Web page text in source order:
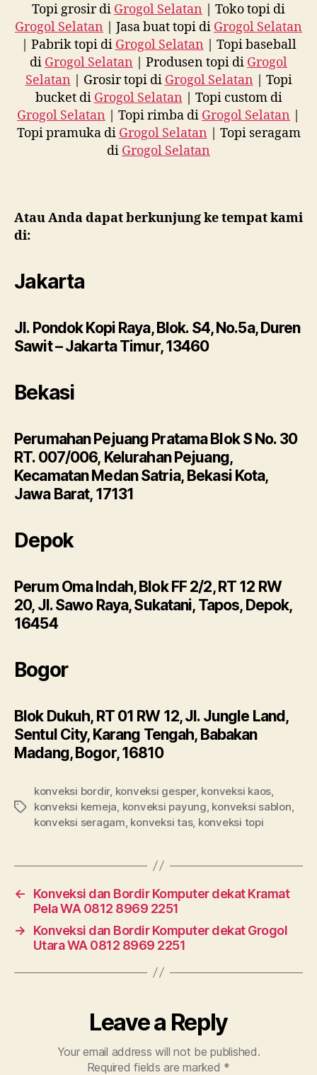
Topi grosir di Grogol Selatan | Toko topi di
Grogol Selatan | Jasa buat topi di Grogol Selatan
| Pabrik topi di Grogol Selatan | Topi baseball
di Grogol Selatan | Produsen topi di Grogol
Selatan | Grosir topi di Grogol Selatan | Topi
bucket di Grogol Selatan | Topi custom di
Grogol Selatan | Topi rimba di Grogol Selatan |
Topi pramuka di Grogol Selatan | Topi seragam
di Grogol Selatan
Atau Anda dapat berkunjung ke tempat kami
di:
Jakarta
Jl. Pondok Kopi Raya, Blok. S4, No.5a, Duren
Sawit – Jakarta Timur, 13460
Bekasi
Perumahan Pejuang Pratama Blok S No. 30
RT. 007/006, Kelurahan Pejuang,
Kecamatan Medan Satria, Bekasi Kota,
Jawa Barat, 17131
Depok
Perum Oma Indah, Blok FF 2/2, RT 12 RW
20, Jl. Sawo Raya, Sukatani, Tapos, Depok,
16454
Bogor
Blok Dukuh, RT 01 RW 12, Jl. Jungle Land,
Sentul City, Karang Tengah, Babakan
Madang, Bogor, 16810
Tags
konveksi bordir, konveksi gesper, konveksi kaos
konveksi kemeja konveksi payung konveksi sablon
konveksi seragam konveksi tas, konveksi topi
←
Konveksi dan Bordir Komputer dekat Kramat
Pela WA 0812 8969 2251
→
Konveksi dan Bordir Komputer dekat Grogol
Utara WA 0812 8969 2251
Leave a Reply
Your email address will not be published.
Required fields are marked *